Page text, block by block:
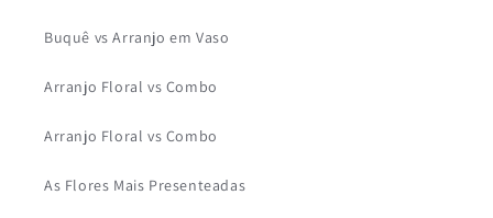
Buquê vs Arranjo em Vaso
Arranjo Floral vs Combo
Arranjo Floral vs Combo
As Flores Mais Presenteadas